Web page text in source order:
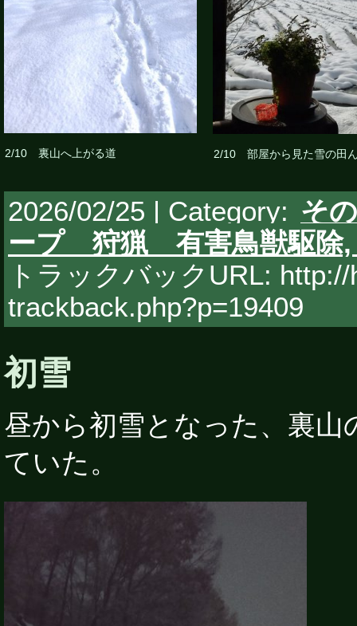
2/10 裏山へ上がる道 2/10 部屋から見た雪の田
2026/02/25 | Category: そ
ープ 狩猟 有害鳥獣駆除
トラックバックURL:
trackback.php?p=19409
初雪
昼から初雪となった、裏
ていた。